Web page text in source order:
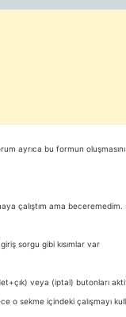
ayrıca bu formun
çalıştım ama beceremedim.
sorgu gibi kısımlar var
veya (iptal) butonları
o sekme içindeki çalışmayı